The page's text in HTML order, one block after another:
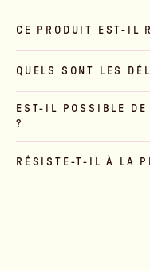
CE PRODUIT EST-IL
QUELS SONT LES
EST-IL POSSIBLE DE
?
RÉSISTE-T-IL À LA